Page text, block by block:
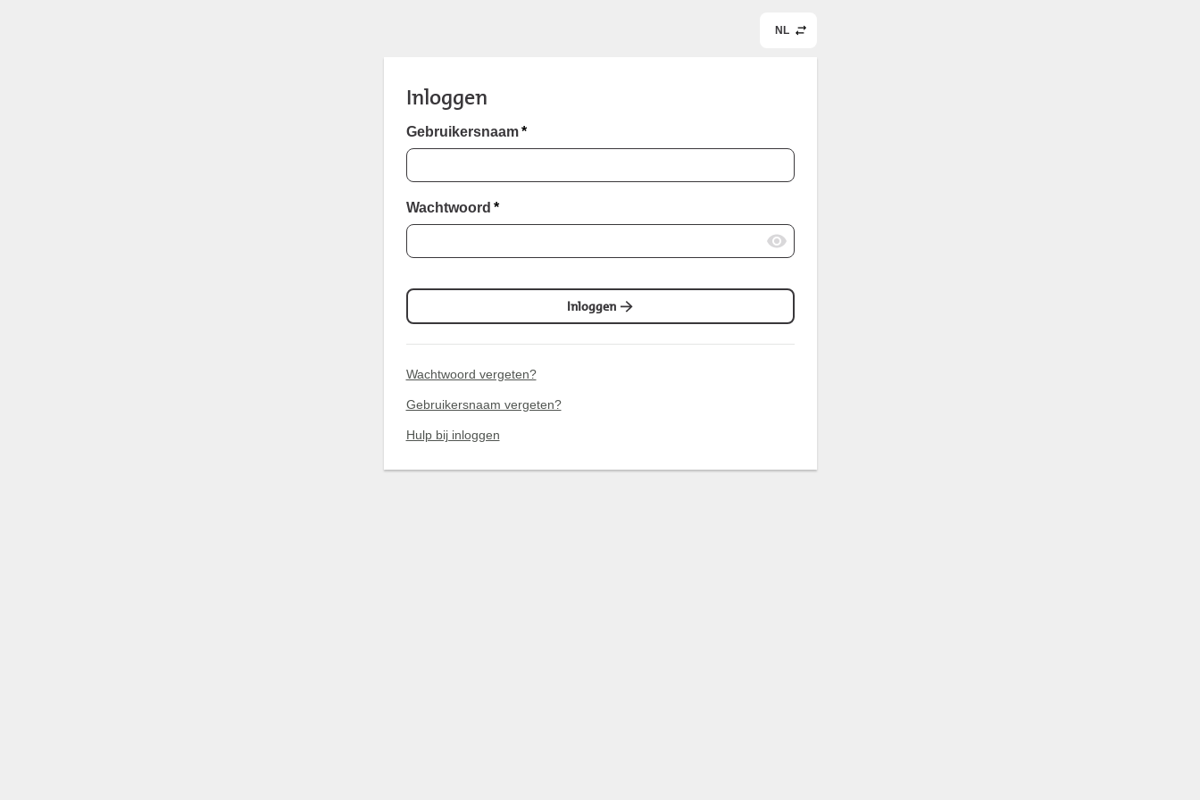
NL
Inloggen
Gebruikersnaam *
Wachtwoord *
Inloggen
Wachtwoord vergeten?
Gebruikersnaam vergeten?
Hulp bij inloggen